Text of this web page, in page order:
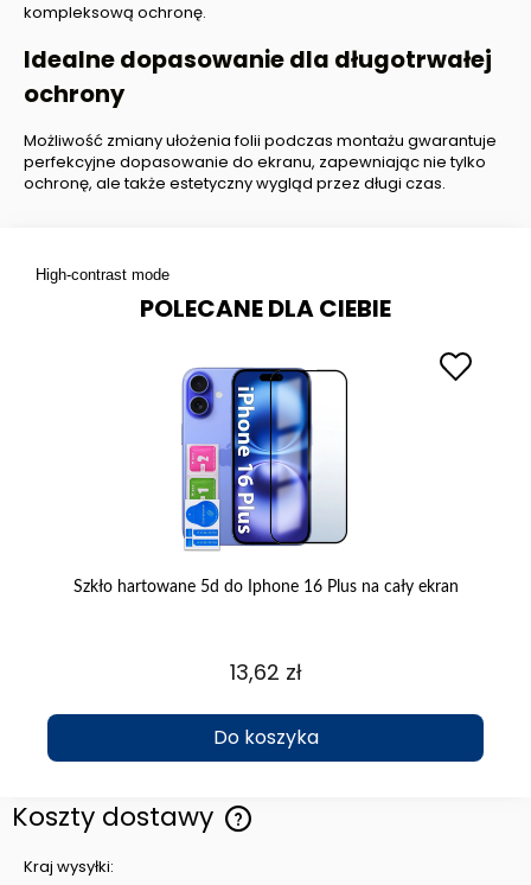
kompleksową ochronę.
Idealne dopasowanie dla długotrwałej
ochrony
Możliwość zmiany ułożenia folii podczas montażu gwarantuje
perfekcyjne dopasowanie do ekranu, zapewniając nie tylko
ochronę, ale także estetyczny wygląd przez długi czas.
High-contrast mode
POLECANE DLA CIEBIE
Szkło hartowane 5d do Iphone 16 Plus na cały ekran
13,62 zł
Do koszyka
Koszty dostawy
Cena nie zawiera ewentualnych kosztów płatności
Kraj wysyłki: